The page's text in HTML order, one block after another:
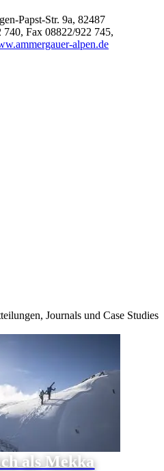
Papst-Str. 9a, 82487
740, Fax 08822/922 745,
alpen.de
Journals und Case Studies
als Mekka